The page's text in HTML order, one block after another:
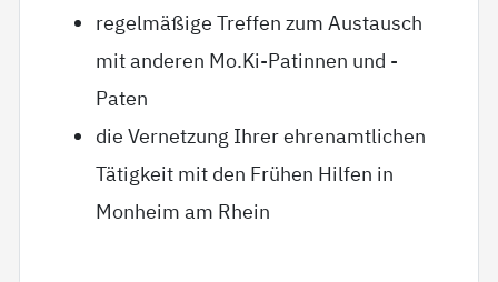
regelmäßige Treffen zum Austausch
mit anderen Mo.Ki-Patinnen und -
Paten
die Vernetzung Ihrer ehrenamtlichen
Tätigkeit mit den Frühen Hilfen in
Monheim am Rhein